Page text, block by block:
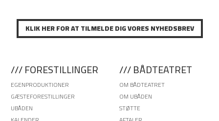
KLIK HER FOR AT TILMELDE DIG VORES NYHEDSBREV
/// FORESTILLINGER
EGENPRODUKTIONER
GÆSTEFORESTILLINGER
UBÅDEN
/// BÅDTEATRET
OM BÅDTEATRET
OM UBÅDEN
STØTTE